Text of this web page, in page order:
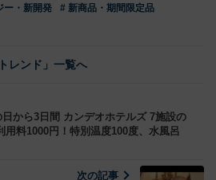
ー・新開発
# 新商品・期間限定品
トレンド」一覧へ
から3日間 カンデオホテルズ 7施設の
用料1000円！特別温度100度、水風呂
次の記事